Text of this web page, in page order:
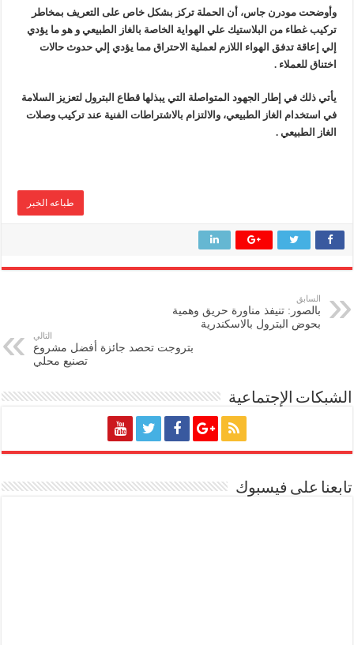
وأوضحت مودرن جاس، أن الحملة تركز بشكل خاص على التعريف بمخاطر
تركيب غطاء من البلاستيك علي الهواية الخاصة بالغاز الطبيعي و هو ما يؤدي
إلي إعاقة تدفق الهواء اللازم لعملية الاحتراق مما يؤدي إلي حدوث حالات
اختناق للعملاء .
يأتي ذلك في إطار الجهود المتواصلة التي يبذلها قطاع البترول لتعزيز السلامة
في استخدام الغاز الطبيعي، والالتزام بالاشتراطات الفنية عند تركيب وصلات
الغاز الطبيعي .
طباعه الخبر
السابق
بالصور: تنيفذ مناورة حريق وهمية
بحوض البترول بالاسكندرية
التالي
بتروجت تحصد جائزة أفضل مشروع
تصنيع محلي
الشبكات الإجتماعية
تابعنا على فيسبوك